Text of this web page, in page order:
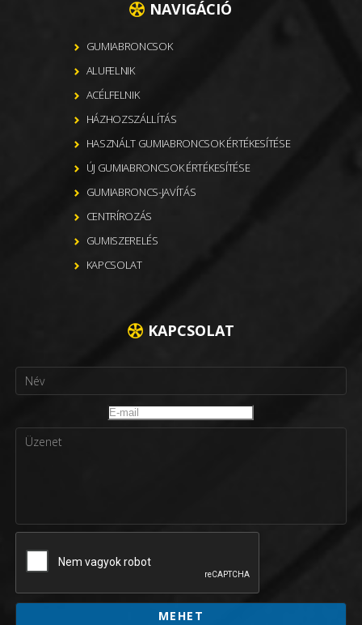
NAVIGÁCIÓ
GUMIABRONCSOK
ALUFELNIK
ACÉLFELNIK
HÁZHOZSZÁLLÍTÁS
HASZNÁLT GUMIABRONCSOK ÉRTÉKESÍTÉSE
ÚJ GUMIABRONCSOK ÉRTÉKESÍTÉSE
GUMIABRONCS-JAVÍTÁS
CENTRÍROZÁS
GUMISZERELÉS
KAPCSOLAT
KAPCSOLAT